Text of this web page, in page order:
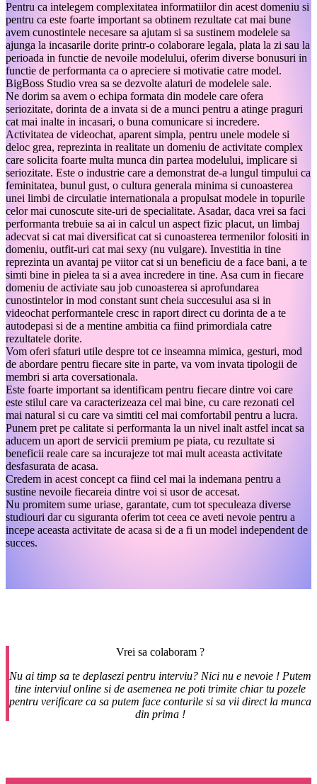
Pentru ca intelegem complexitatea informatiilor din acest domeniu si
pentru ca este foarte important sa obtinem rezultate cat mai bune
avem cunostintele necesare sa ajutam si sa sustinem modelele sa
ajunga la incasarile dorite printr-o colaborare legala, plata la zi sau la
perioada in functie de nevoile modelului, oferim diverse bonusuri in
functie de performanta ca o apreciere si motivatie catre model.
BigBoss Studio vrea sa se dezvolte alaturi de modelele sale.
Ne dorim sa avem o echipa formata din modele care ofera
seriozitate, dorinta de a invata si de a munci pentru a atinge praguri
cat mai inalte in incasari, o buna comunicare si incredere.
Activitatea de videochat, aparent simpla, pentru unele modele si
deloc grea, reprezinta in realitate un domeniu de activitate complex
care solicita foarte multa munca din partea modelului, implicare si
seriozitate. Este o industrie care a demonstrat de-a lungul timpului ca
feminitatea, bunul gust, o cultura generala minima si cunoasterea
unei limbi de circulatie internationala a propulsat modele in topurile
celor mai cunoscute site-uri de specialitate. Asadar, daca vrei sa faci
performanta trebuie sa ai in calcul un aspect fizic placut, un limbaj
adecvat si cat mai diversificat cat si cunoasterea termenilor folositi in
domeniu, outfit-uri cat mai sexy (nu vulgare). Investitia in tine
reprezinta un avantaj pe viitor cat si un beneficiu de a face bani, a te
simti bine in pielea ta si a avea incredere in tine. Asa cum in fiecare
domeniu de activiate sau job cunoasterea si aprofundarea
cunostintelor in mod constant sunt cheia succesului asa si in
videochat performantele cresc in raport direct cu dorinta de a te
autodepasi si de a mentine ambitia ca fiind primordiala catre
rezultatele dorite.
Vom oferi sfaturi utile despre tot ce inseamna mimica, gesturi, mod
de abordare pentru fiecare site in parte, va vom invata tipologii de
membri si arta coversationala.
Este foarte important sa identificam pentru fiecare dintre voi care
este stilul care va caracterizeaza cel mai bine, cu care rezonati cel
mai natural si cu care va simtiti cel mai comfortabil pentru a lucra.
Punem pret pe calitate si performanta la un nivel inalt astfel incat sa
aducem un aport de servicii premium pe piata, cu rezultate si
beneficii reale care sa incurajeze tot mai mult aceasta activitate
desfasurata de acasa.
Credem in acest concept ca fiind cel mai la indemana pentru a
sustine nevoile fiecareia dintre voi si usor de accesat.
Nu promitem sume uriase, garantate, cum tot speculeaza diverse
studiouri dar cu siguranta oferim tot ceea ce aveti nevoie pentru a
incepe aceasta activitate de acasa si de a fi un model independent de
succes.
Vrei sa colaboram ?
Nu ai timp sa te deplasezi pentru interviu? Nici nu e nevoie ! Putem
tine interviul online si de asemenea ne poti trimite chiar tu pozele
pentru verificare ca sa putem face conturile si sa vii direct la munca
din prima !